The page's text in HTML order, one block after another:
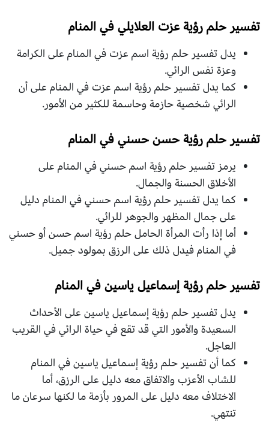
تفسير حلم رؤية عزت العلايلي في المنام
يدل تفسير حلم رؤية اسم عزت في المنام على الكرامة
وعزة نفس الرائي.
كما يدل تفسير حلم رؤية اسم عزت في المنام على أن
الرائي شخصية حازمة وحاسمة للكثير من الأمور.
تفسير حلم رؤية حسن حسني في المنام
يرمز تفسير حلم رؤية اسم حسني في المنام على
الأخلاق الحسنة والجمال.
كما يدل تفسير حلم رؤية اسم حسني في المنام دليل
على جمال المظهر والجوهر للرائي.
أما إذا رأت المرأة الحامل حلم رؤية اسم حسن أو حسني
في المنام فيدل ذلك على الرزق بمولود جميل.
تفسير حلم رؤية إسماعيل ياسين في المنام
يدل تفسير حلم رؤية إسماعيل ياسين على الأحداث
السعيدة والأمور التي قد تقع في حياة الرائي في القريب
العاجل.
كما أن تفسير حلم رؤية إسماعيل ياسين في المنام
للشاب الأعزب والاتفاق معه دليل على الرزق، أما
الاختلاف معه دليل على المرور بأزمة ما لكنها سرعان ما
تنتهي.